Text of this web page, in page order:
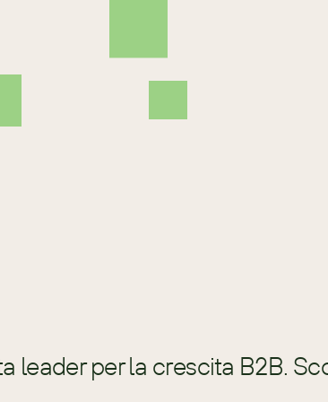
consolidato la sua presenza sul mercato
strategica ed eccellenza operativa. Sotto la
responsabilità sociale d'impresa,
leader per la crescita B2B.